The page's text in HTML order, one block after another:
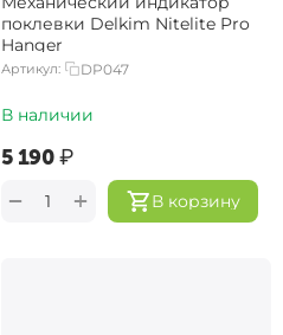
поклевки Delkim Nitelite Pro
Hanger
Артикул: DP047
В наличии
‍5 190‍₽
В корзину
+
−